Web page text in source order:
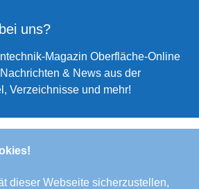
dieser Webseite sicherzustellen,
uns?
Magazin Oberfläche-Online
& News aus der
Verzeichnisse und mehr!